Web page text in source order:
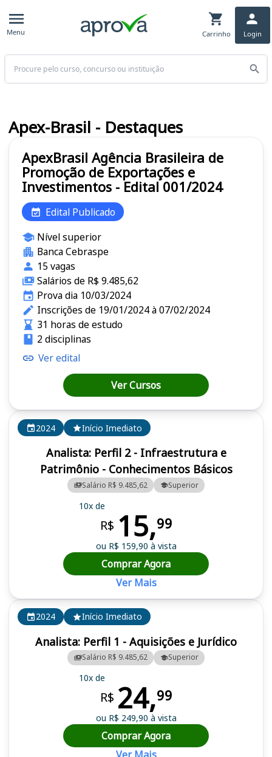
Menu Carrinho Login
Buscar
2024 Início Imediato
Analista: Perfil 1 - Aquisições e Jurídico
Salário R$ 9.485,62 Superior
10x de
R$ 24,99
ou R$ 249,90 à vista
Comprar Agora
2024 Início Imediato
Analista: Perfil 2 - Infraestrutura e
Patrimônio - Conhecimentos Básicos
Salário R$ 9.485,62 Superior
10x de
R$ 15,99
ou R$ 159,90 à vista
Comprar Agora
Ver Mais
ApexBrasil Agência Brasileira de
Promoção de Exportações e
Investimentos - Edital 001/2024
Edital Publicado
Nível superior
Banca Cebraspe
15 vagas
Salários de R$ 9.485,62
Prova dia 10/03/2024
Inscrições de 19/01/2024 à 07/02/2024
31 horas de estudo
2 disciplinas
Ver edital
Ver Cursos
Apex-Brasil - Destaques